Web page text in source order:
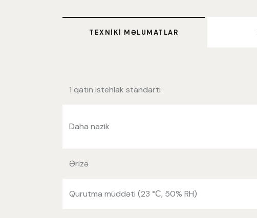
TEXNIKI MƏLUMATLAR
1 qatın istehlak standartı
Daha nazik
Ərizə
Qurutma müddəti (23 °С, 50% RH)